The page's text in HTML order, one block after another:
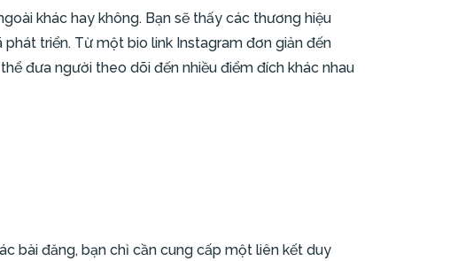
khác hay không. Bạn sẽ thấy các thương hiệu
triển. Từ một bio link Instagram đơn giản đến
đưa người theo dõi đến nhiều điểm đích khác nhau
bài đăng, bạn chỉ cần cung cấp một liên kết duy